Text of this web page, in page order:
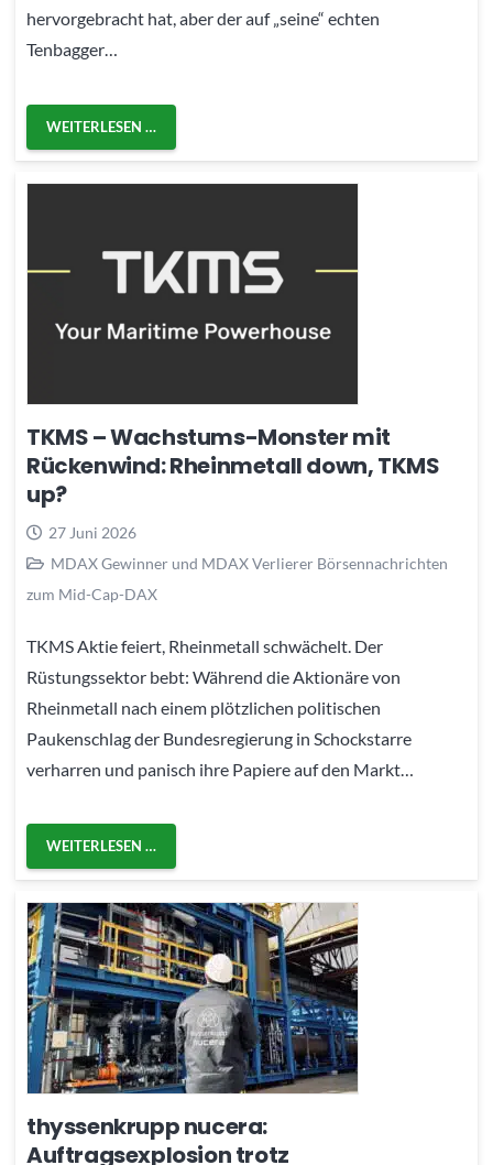
hervorgebracht hat, aber der auf „seine“ echten
Tenbagger…
WEITERLESEN …
TKMS – Wachstums-Monster mit
Rückenwind: Rheinmetall down, TKMS
up?
27 Juni 2026
MDAX Gewinner und MDAX Verlierer Börsennachrichten
zum Mid-Cap-DAX
TKMS Aktie feiert, Rheinmetall schwächelt. Der
Rüstungssektor bebt: Während die Aktionäre von
Rheinmetall nach einem plötzlichen politischen
Paukenschlag der Bundesregierung in Schockstarre
verharren und panisch ihre Papiere auf den Markt…
WEITERLESEN …
thyssenkrupp nucera:
Auftragsexplosion trotz